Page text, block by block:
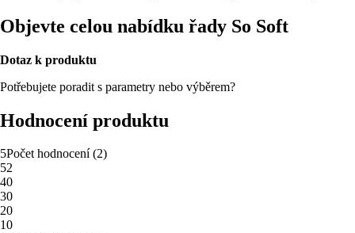
Objevte celou nabídku řady So Soft
Dotaz k produktu
Potřebujete poradit s parametry nebo výběrem?
Hodnocení produktu
5Počet hodnocení(2)
52
40
30
20
10